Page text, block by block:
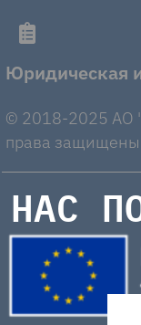
Юридическая
© 2018-2025 AO
права защищены
НАС